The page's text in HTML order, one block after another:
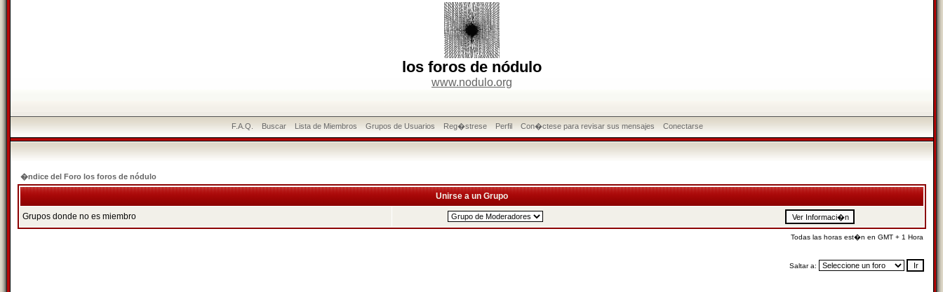
los foros de nódulo
www.nodulo.org
F.A.Q. Buscar Lista de Miembros Grupos de Usuarios Reg�strese Perfil Con�ctese para revisar sus mensajes Conectarse
�ndice del Foro los foros de nódulo
Unirse a un Grupo
Grupos donde no es miembro
Todas las horas est�n en GMT + 1 Hora
Saltar a: